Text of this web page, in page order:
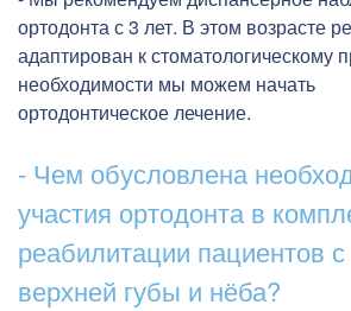
ортодонта с 3 лет. В этом возрасте
адаптирован к стоматологическому
необходимости мы можем начать
ортодонтическое лечение.
- Чем обусловлена
участия ортодонта в
реабилитации пациентов
верхней губы и нёба?